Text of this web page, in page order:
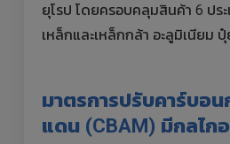
ยุโรป โดยครอบคลุมสินค้า 6 ปร
เหล็กและเหล็กกล้า อะลูมิเนียม
มาตรการปรับคาร์บอ
แดน (CBAM) มีกลไกอ